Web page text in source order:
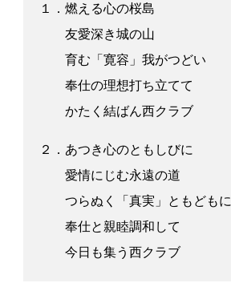
１．燃える心の桜島
友愛深き城の山
育む「寛容」我がつどい
奉仕の理想打ち立てて
かたく結ばん西クラブ
２．あつき心のともしびに
愛情にじむ永遠の道
つらぬく「真実」ともどもに
奉仕と親睦調和して
今日も集う西クラブ